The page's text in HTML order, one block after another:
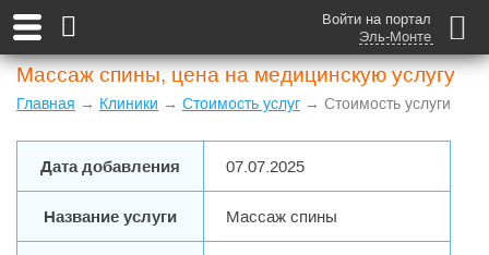
Войти на портал
Эль-Монте
Массаж спины, цена на медицинскую услугу
Главная → Клиники → Стоимость услуг → Стоимость услуги
Дата добавления 07.07.2025
Название услуги Массаж спины